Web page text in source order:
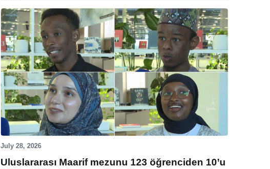
July 28, 2026
Uluslararası Maarif mezunu 123 öğrenciden 10’u